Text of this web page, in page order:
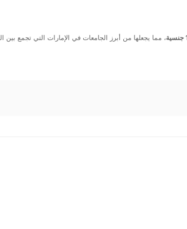
، مما يجعلها من أبرز الجامعات في الإمارات التي تجمع بين